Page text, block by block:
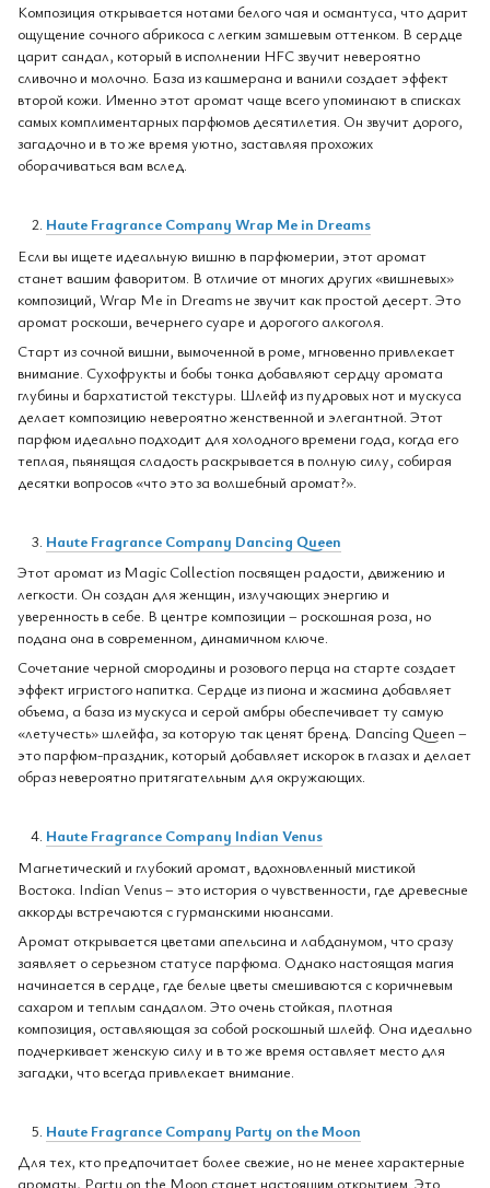
Композиция открывается нотами белого чая и османтуса, что дарит
ощущение сочного абрикоса с легким замшевым оттенком. В сердце
царит сандал, который в исполнении HFC звучит невероятно
сливочно и молочно. База из кашмерана и ванили создает эффект
второй кожи. Именно этот аромат чаще всего упоминают в списках
самых комплиментарных парфюмов десятилетия. Он звучит дорого,
загадочно и в то же время уютно, заставляя прохожих
оборачиваться вам вслед.
Haute Fragrance Company Wrap Me in Dreams
Если вы ищете идеальную вишню в парфюмерии, этот аромат
станет вашим фаворитом. В отличие от многих других «вишневых»
композиций, Wrap Me in Dreams не звучит как простой десерт. Это
аромат роскоши, вечернего суаре и дорогого алкоголя.
Старт из сочной вишни, вымоченной в роме, мгновенно привлекает
внимание. Сухофрукты и бобы тонка добавляют сердцу аромата
глубины и бархатистой текстуры. Шлейф из пудровых нот и мускуса
делает композицию невероятно женственной и элегантной. Этот
парфюм идеально подходит для холодного времени года, когда его
теплая, пьянящая сладость раскрывается в полную силу, собирая
десятки вопросов «что это за волшебный аромат?».
Haute Fragrance Company Dancing Queen
Этот аромат из Magic Collection посвящен радости, движению и
легкости. Он создан для женщин, излучающих энергию и
уверенность в себе. В центре композиции – роскошная роза, но
подана она в современном, динамичном ключе.
Сочетание черной смородины и розового перца на старте создает
эффект игристого напитка. Сердце из пиона и жасмина добавляет
объема, а база из мускуса и серой амбры обеспечивает ту самую
«летучесть» шлейфа, за которую так ценят бренд. Dancing Queen –
это парфюм-праздник, который добавляет искорок в глазах и делает
образ невероятно притягательным для окружающих.
Haute Fragrance Company Indian Venus
Магнетический и глубокий аромат, вдохновленный мистикой
Востока. Indian Venus – это история о чувственности, где древесные
аккорды встречаются с гурманскими нюансами.
Аромат открывается цветами апельсина и лабданумом, что сразу
заявляет о серьезном статусе парфюма. Однако настоящая магия
начинается в сердце, где белые цветы смешиваются с коричневым
сахаром и теплым сандалом. Это очень стойкая, плотная
композиция, оставляющая за собой роскошный шлейф. Она идеально
подчеркивает женскую силу и в то же время оставляет место для
загадки, что всегда привлекает внимание.
Haute Fragrance Company Party on the Moon
Для тех, кто предпочитает более свежие, но не менее характерные
ароматы, Party on the Moon станет настоящим открытием. Это